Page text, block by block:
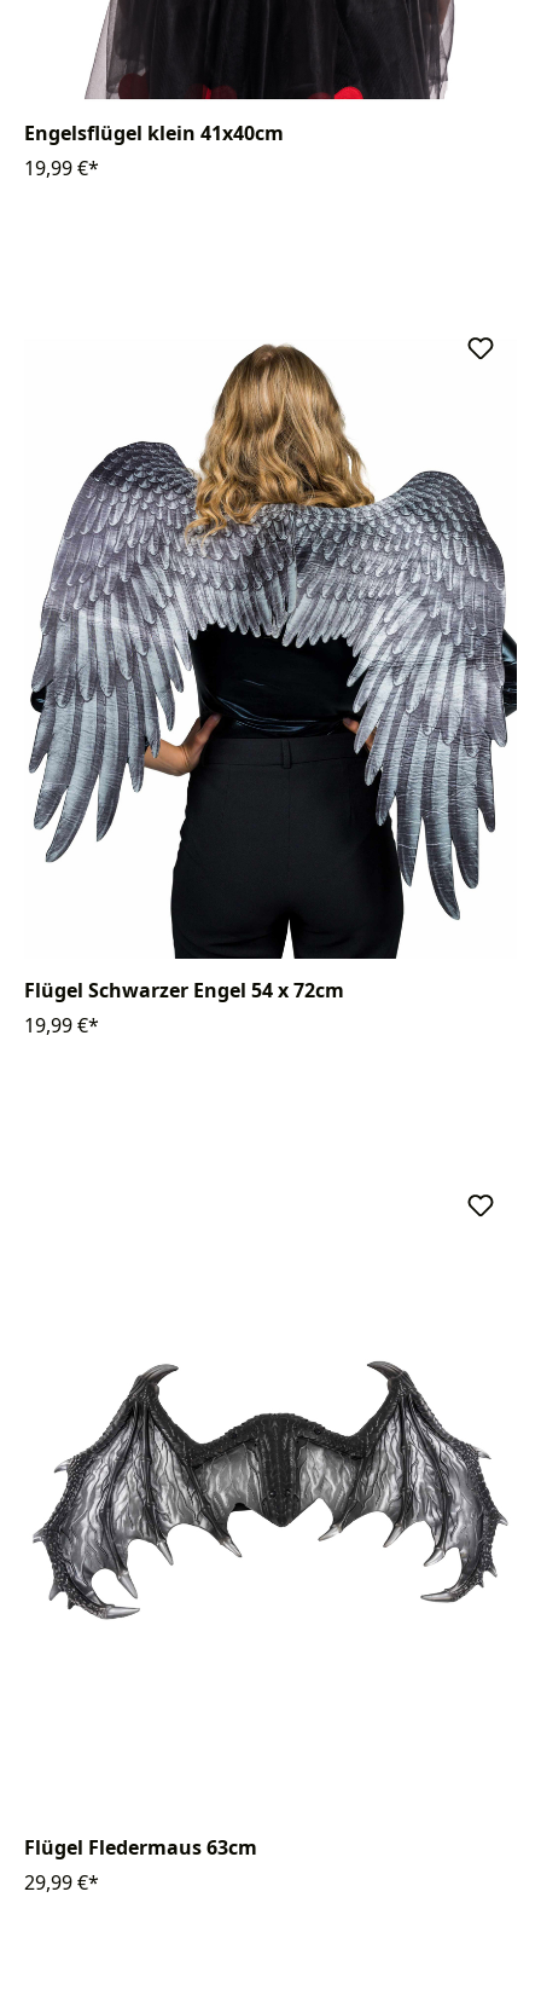
Engelsflügel klein 41x40cm
19,99 €*
Flügel Schwarzer Engel 54 x 72cm
19,99 €*
Flügel Fledermaus 63cm
29,99 €*